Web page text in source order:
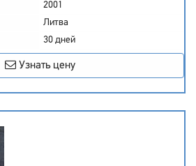
2001
Литва
30 дней
Узнать цену